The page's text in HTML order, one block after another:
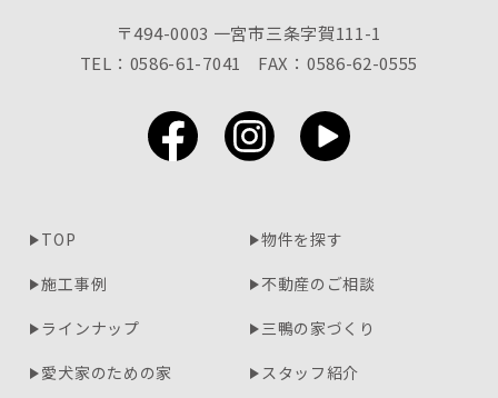
〒494-0003 一宮市三条字賀111-1
TEL：0586-61-7041
FAX：0586-62-0555
TOP
物件を探す
施工事例
不動産のご相談
ラインナップ
三鴨の家づくり
愛犬家のための家
スタッフ紹介